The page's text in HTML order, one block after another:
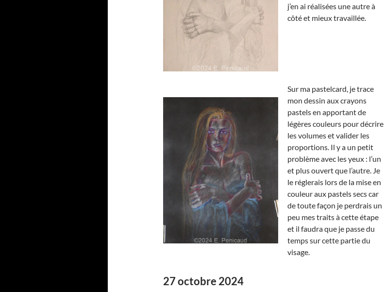
j’en ai réalisées une autre à
côté et mieux travaillée.
Sur ma pastelcard, je trace
mon dessin aux crayons
pastels en apportant de
légères couleurs pour décrire
les volumes et valider les
proportions. Il y a un petit
problème avec les yeux : l’un
et plus ouvert que l’autre. Je
le réglerais lors de la mise en
couleur aux pastels secs car
de toute façon je perdrais un
peu mes traits à cette étape
et il faudra que je passe du
temps sur cette partie du
visage.
27 octobre 2024